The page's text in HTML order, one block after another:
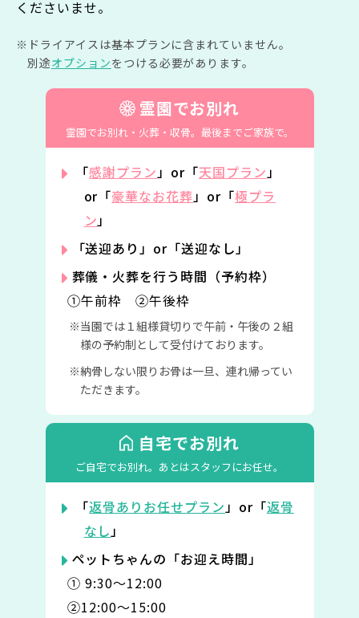
くださいませ。
ドライアイスは基本プランに含まれていません。
別途オプションをつける必要があります。
霊園でお別れ
霊園でお別れ・火葬・収骨。 最後までご家族で。
「感謝プラン」or「天国プラン」
or「豪華なお花葬」or「極プラ
ン」
「送迎あり」or「送迎なし」
葬儀・火葬を行う時間（予約枠）
①午前枠 ②午後枠
当園では１組様貸切りで午前・午後の２組
様の予約制として受付けております。
納骨しない限りお骨は一旦、連れ帰ってい
ただきます。
自宅でお別れ
ご自宅でお別れ。 あとはスタッフにお任せ。
「返骨ありお任せプラン」or「返骨
なし」
ペットちゃんの「お迎え時間」
① 9:30〜12:00
②12:00〜15:00